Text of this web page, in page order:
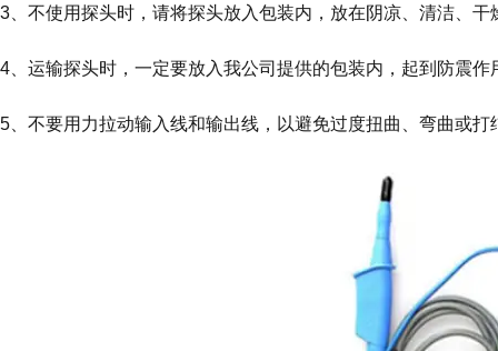
3、不使用探头时，请将探头放入包装内，放在阴凉、清洁、干
4、运输探头时，一定要放入我公司提供的包装内，起到防震作
5、不要用力拉动输入线和输出线，以避免过度扭曲、弯曲或打